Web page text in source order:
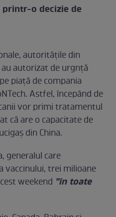
o decizie de
autoritățile din
au autorizat de urgnță
piață de compania
Astfel, începând de
vor primi tratamentul
că are o capacitate de
din China.
generalul care
vaccinului, trei milioane
weekend ”în toate